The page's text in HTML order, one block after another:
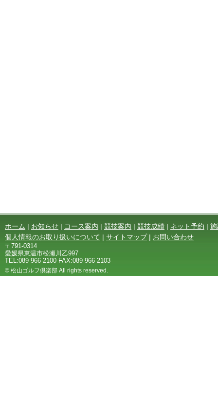
ホーム | お知らせ | コース案内 | 競技案内 | 競技成績 | ネット予約 |
個人情報のお取り扱いについて | サイトマップ | お問い合わせ
〒791-0314
愛媛県東温市松瀬川乙997
TEL:089-966-2100 FAX:089-966-2103
© 松山ゴルフ倶楽部 All rights reserved.